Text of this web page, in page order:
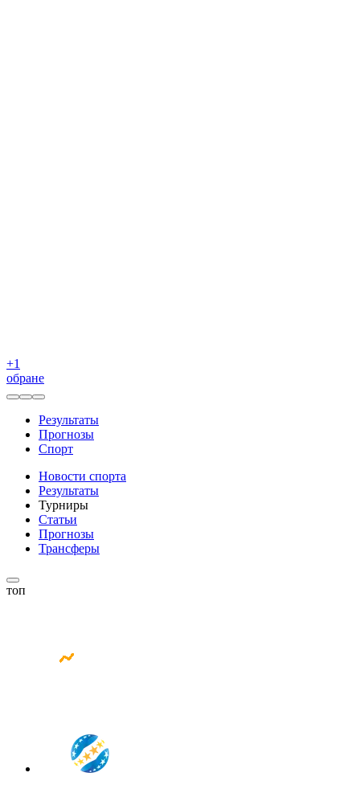
+1
обране
Результаты
Прогнозы
Спорт
Новости спорта
Результаты
Турниры
Статьи
Прогнозы
Трансферы
топ